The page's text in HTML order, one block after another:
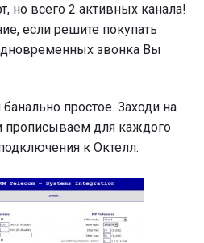
но всего 2 активных канала!
если решите покупать
звонка Вы
простое. Заходи на
для каждого
к Октелл: